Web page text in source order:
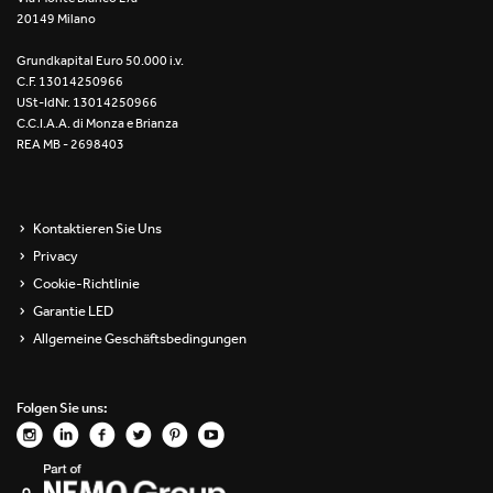
Re Low LED
Roll IOS
Unit 1X
Unit Channel
Unit Round
Yori Evo 48V
Yori Evo Box
20149 Milano
Grundkapital Euro 50.000 i.v.
C.F. 13014250966
USt-IdNr. 13014250966
C.C.I.A.A. di Monza e Brianza
REA MB - 2698403
Kontaktieren Sie Uns
Privacy
Cookie-Richtlinie
Garantie LED
Allgemeine Geschäftsbedingungen
Folgen Sie uns: